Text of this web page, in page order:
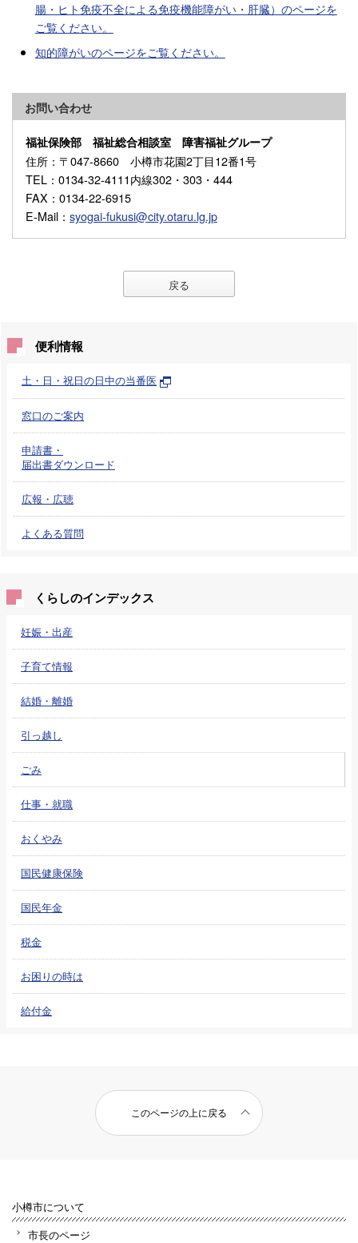
腸・ヒト免疫不全による免疫機能障がい・肝臓）のページを
ご覧ください。
知的障がいのページをご覧ください。
お問い合わせ
福祉保険部 福祉総合相談室 障害福祉グループ
住所 ：〒047-8660 小樽市花園2丁目12番1号
TEL ：0134-32-4111内線302・303・444
FAX ：0134-22-6915
E-Mail ： syogai-fukusi@city.otaru.lg.jp
戻る
便利情報
土・日・祝日の日中の当番医
窓口のご案内
申請書・
届出書ダウンロード
広報・広聴
よくある質問
くらしのインデックス
妊娠・出産
子育て情報
結婚・離婚
引っ越し
ごみ
仕事・就職
おくやみ
国民健康保険
国民年金
税金
お困りの時は
給付金
このページの上に戻る
小樽市について
市長のページ